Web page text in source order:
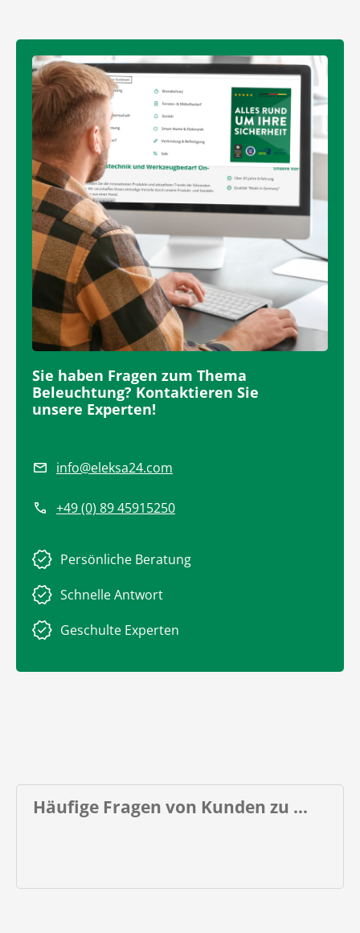
Sie haben Fragen zum Thema
Beleuchtung? Kontaktieren Sie
unsere Experten!
info@eleksa24.com
+49 (0) 89 45915250
Persönliche Beratung
Schnelle Antwort
Geschulte Experten
Häufige Fragen von Kunden zu ...